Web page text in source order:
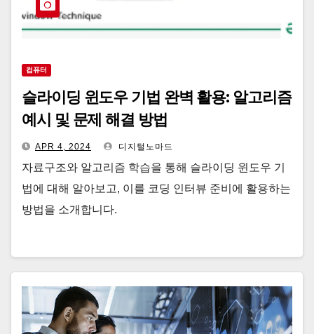
컴퓨터
슬라이딩 윈도우 기법 완벽 활용: 알고리즘
예시 및 문제 해결 방법
APR 4, 2024 디지털노마드
자료구조와 알고리즘 학습을 통해 슬라이딩 윈도우 기
법에 대해 알아보고, 이를 코딩 인터뷰 준비에 활용하는
방법을 소개합니다.